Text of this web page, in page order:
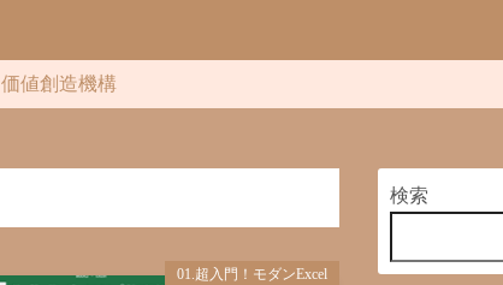
価値創造機構
01.超入門！モダンExcel
検索